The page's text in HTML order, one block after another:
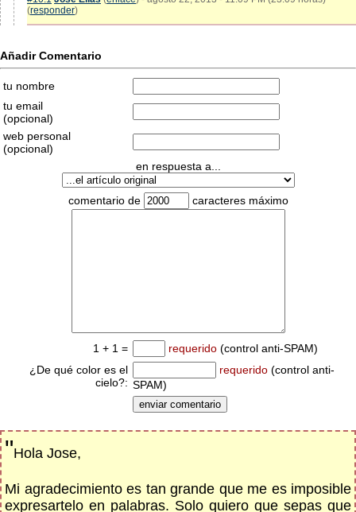
(responder)
Añadir Comentario
tu nombre
tu email
(opcional)
web personal
(opcional)
en respuesta a...
comentario de caracteres máximo
1 + 1 = requerido (control anti-SPAM)
¿De qué color es el
cielo?:
requerido (control anti-
SPAM)
"Hola Jose,
Mi agradecimiento es tan grande que me es imposible
expresartelo en palabras. Solo quiero que sepas que